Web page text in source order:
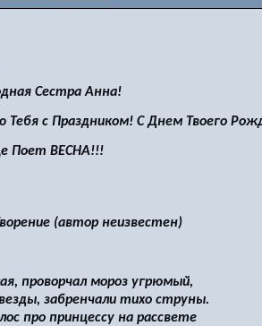
Сестра Анна!
Тебя с Праздником! С Днем Твоего
Поет ВЕСНА!!!
(автор неизвестен)
проворчал мороз угрюмый,
забренчали тихо струны.
про принцессу на рассвете